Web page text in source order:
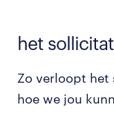
het
Zo verloopt het
hoe we jou